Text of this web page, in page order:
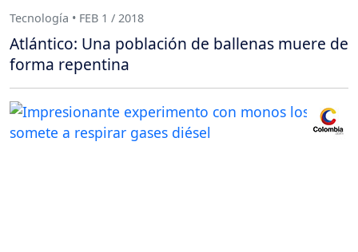
Tecnología • FEB 1 / 2018
Atlántico: Una población de ballenas muere de
forma repentina